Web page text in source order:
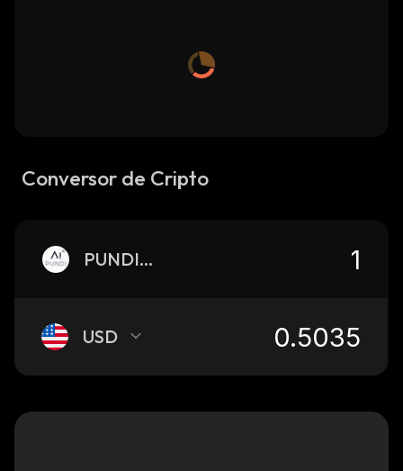
Conversor de Cripto
PUNDIAI
USD